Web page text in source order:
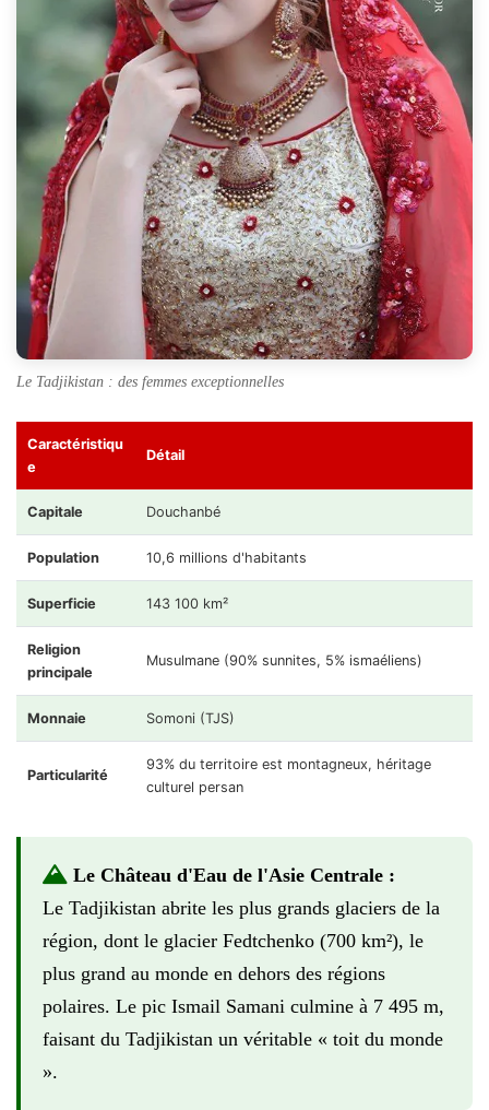
Le Tadjikistan : des femmes exceptionnelles
Caractéristiqu
e
Détail
Capitale Douchanbé
Population 10,6 millions d'habitants
Superficie 143 100 km²
Religion
principale
Musulmane (90% sunnites, 5% ismaéliens)
Monnaie Somoni (TJS)
Particularité
93% du territoire est montagneux, héritage
culturel persan
Le Château d'Eau de l'Asie Centrale :
Le Tadjikistan abrite les plus grands glaciers de la
région, dont le glacier Fedtchenko (700 km²), le
plus grand au monde en dehors des régions
polaires. Le pic Ismail Samani culmine à 7 495 m,
faisant du Tadjikistan un véritable « toit du monde
».